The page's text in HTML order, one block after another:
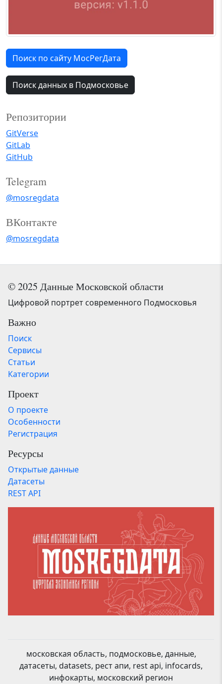
Поиск по сайту МосРегДата
Поиск данных в Подмосковье
Репозитории
GitVerse
GitLab
GitHub
Telegram
@mosregdata
ВКонтакте
@mosregdata
© 2025 Данные Московской области
Цифровой портрет современного Подмосковья
Важно
Поиск
Сервисы
Статьи
Категории
Проект
О проекте
Особенности
Регистрация
Ресурсы
Открытые данные
Датасеты
REST API
московская область, подмосковье, данные,
датасеты, datasets, рест апи, rest api, infocards,
инфокарты, московский регион